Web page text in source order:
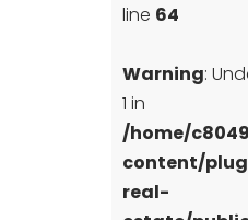
line 64
Warning:
1 in
/home/
content/
real-